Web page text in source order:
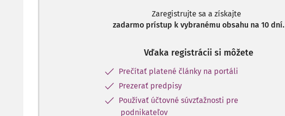
Zaregistrujte sa a získajte
zadarmo prístup k vybranému obsahu na 10 dní.
Vďaka registrácii si môžete
Prečítať platené články na portáli
Prezerať predpisy
Používať účtovné súvzťažnosti pre
podnikateľov